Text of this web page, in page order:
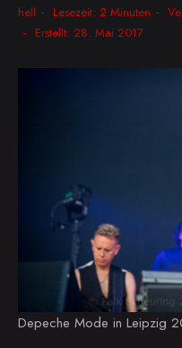
hell Lesezeit: 2 Minuten
Erstellt: 28. Mai 2017
Depeche Mode in Leipzig